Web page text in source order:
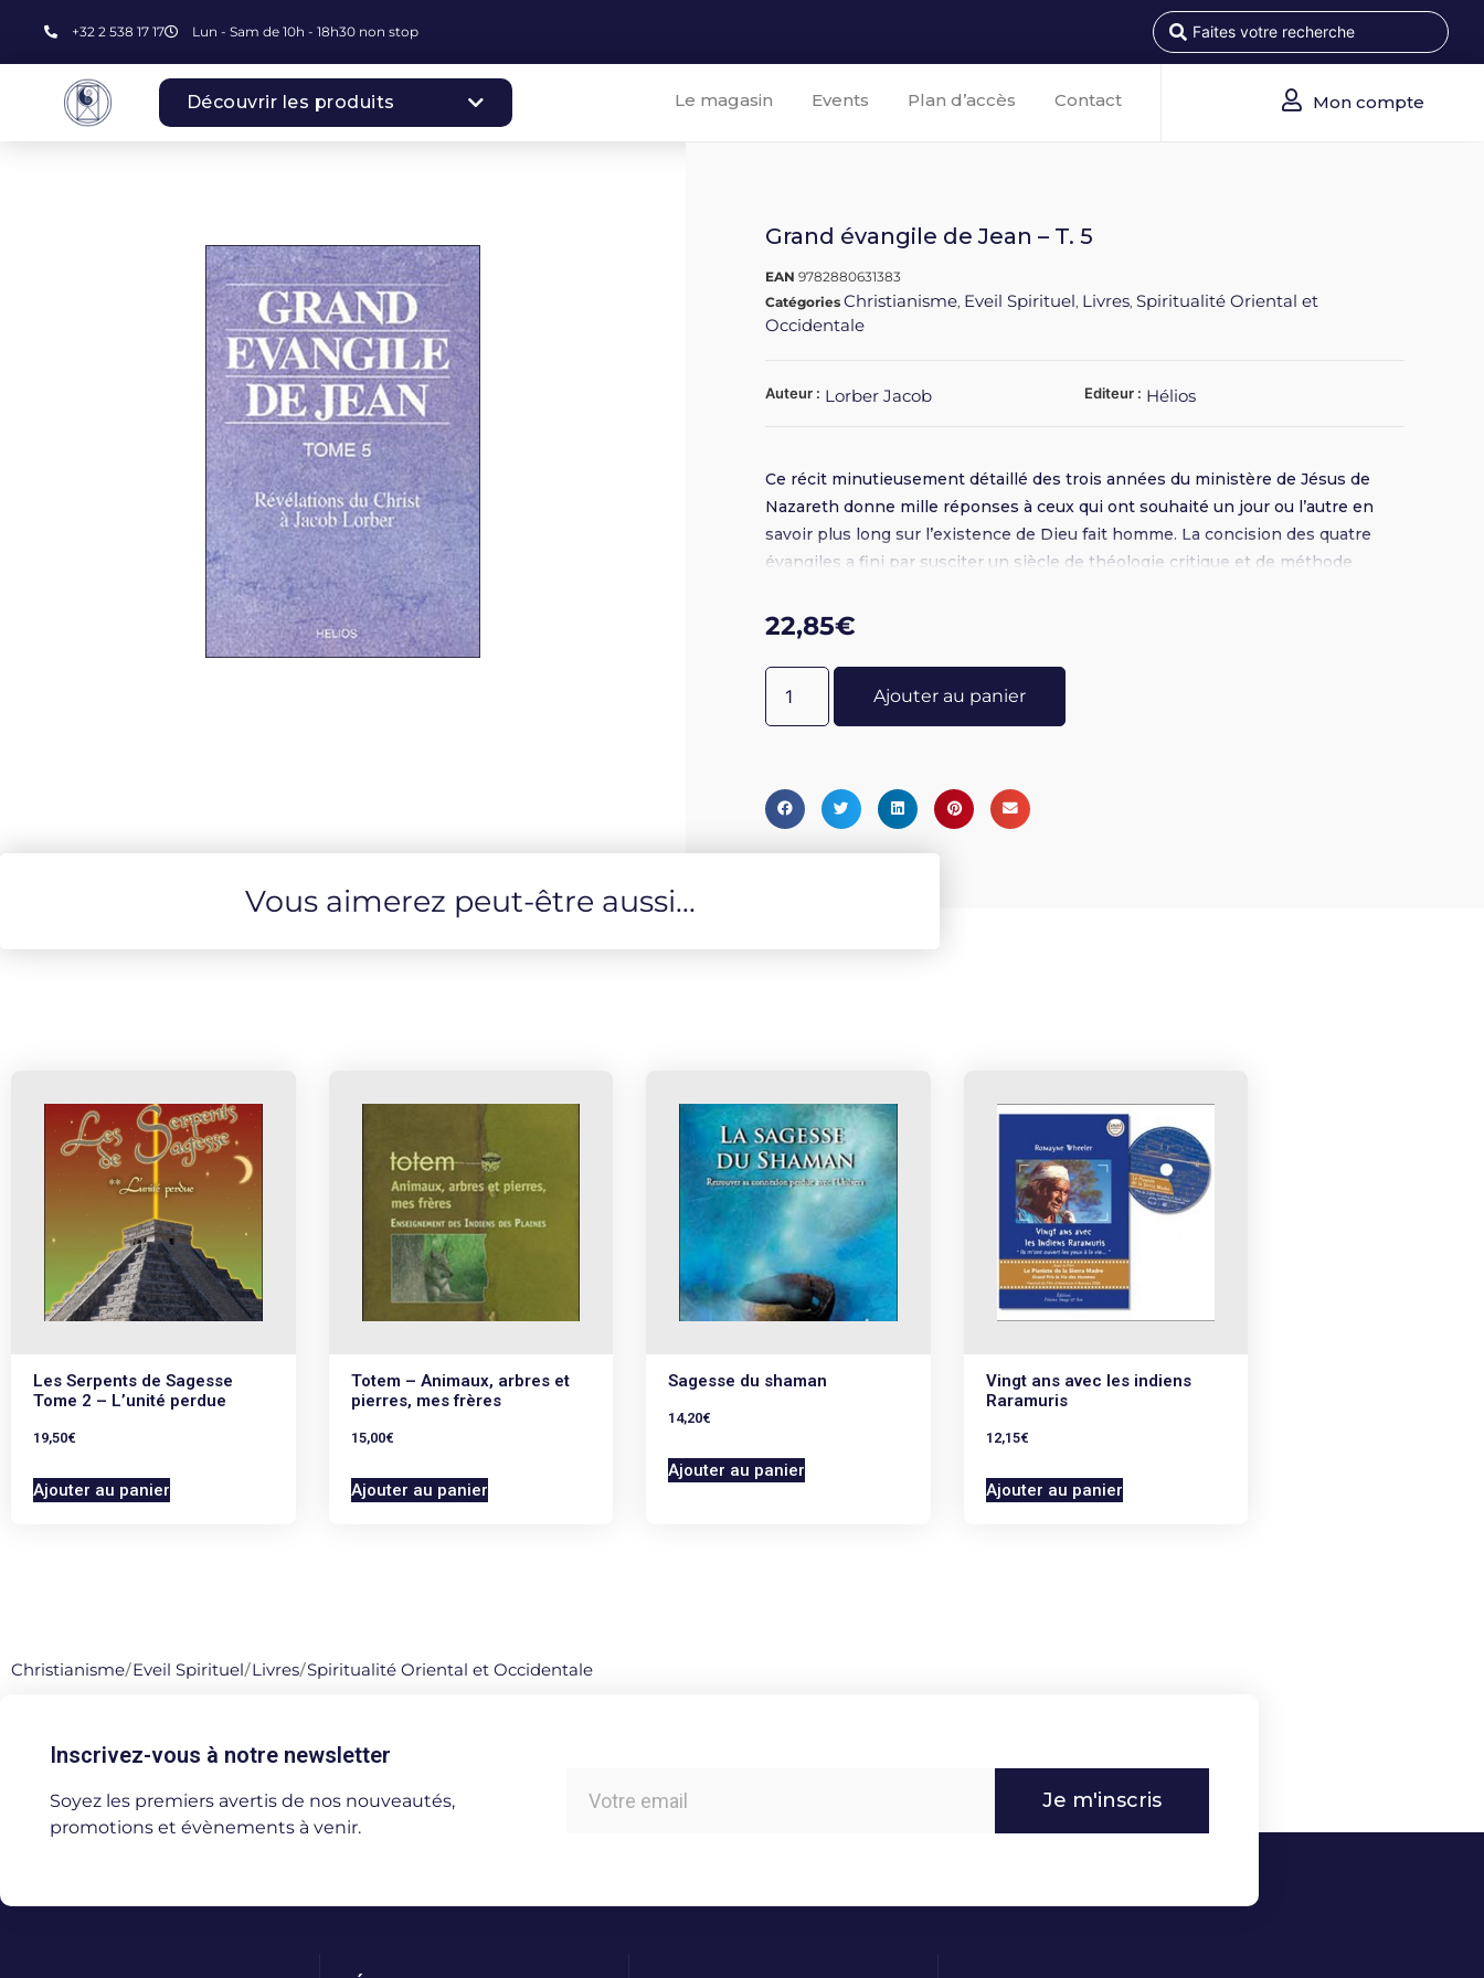
+32 2 538 17 17 Lun - Sam de 10h - 18h30 non stop
Découvrir les produits Le magasin Events Plan d’accès Contact Mon compte
Grand évangile de Jean – T. 5
EAN9782880631383
CatégoriesChristianisme, Eveil Spirituel, Livres,Spiritualité Oriental et
Occidentale
Auteur : Lorber Jacob Editeur : Hélios
Ce récit minutieusement détaillé des trois années du ministère de Jésus de
Nazareth donne mille réponses à ceux qui ont souhaité un jour ou l’autre en
savoir plus long sur l’existence de Dieu fait homme. La concision des quatre
évangiles a fini par susciter un siècle de théologie critique et de méthode
22,85€
Ajouter au panier
Vous aimerez peut-être aussi...
Les Serpents de Sagesse
Tome 2 – L’unité perdue
19,50€
Ajouter au panier
Totem – Animaux, arbres et
pierres, mes frères
15,00€
Ajouter au panier
Sagesse du shaman
14,20€
Ajouter au panier
Vingt ans avec les indiens
Raramuris
12,15€
Ajouter au panier
Christianisme/Eveil Spirituel/Livres/Spiritualité Oriental et Occidentale
Inscrivez-vous à notre newsletter
Soyez les premiers avertis de nos nouveautés,
promotions et évènements à venir.
Je m'inscris